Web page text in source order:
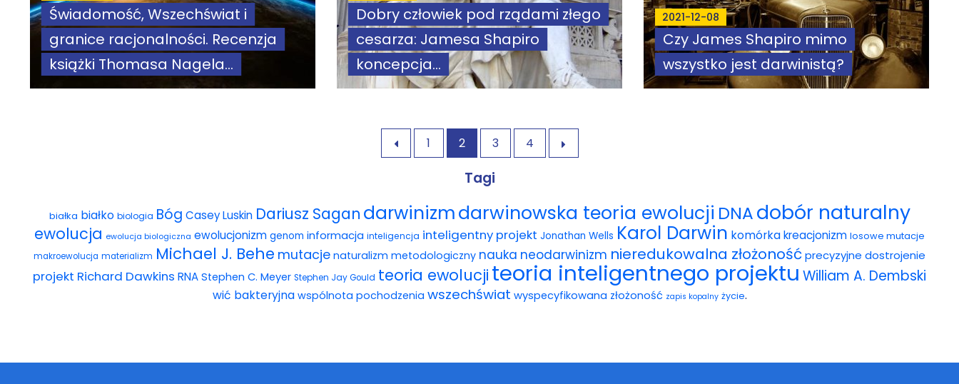
Świadomość, Wszechświat i
granice racjonalności. Recenzja
książki Thomasa Nagela...
Dobry człowiek pod rządami złego
cesarza: Jamesa Shapiro
koncepcja...
2021-12-08
Czy James Shapiro mimo
wszystko jest darwinistą?
 1 2 3 4 
Tagi
białka białko biologia Bóg Casey Luskin Dariusz Sagan darwinizmdarwinowska teoria ewolucji DNAdobór naturalny
ewolucja ewolucja biologiczna ewolucjonizm genom informacja inteligencja inteligentny projekt Jonathan Wells Karol Darwin komórkakreacjonizm losowe mutacje
makroewolucja materializm Michael J. Behe mutacje naturalizm metodologiczny nauka neodarwinizm nieredukowalna złożonośćprecyzyjne dostrojenie
projekt Richard Dawkins RNA Stephen C. Meyer Stephen Jay Gould teoria ewolucji teoria inteligentnego projektu William A. Dembski
wić bakteryjna wspólnota pochodzenia wszechświat wyspecyfikowana złożoność zapis kopalny życie.